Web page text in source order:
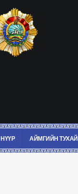
НҮҮР АЙМГИЙН ТУХАЙ